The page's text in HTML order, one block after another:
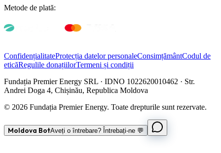
Metode de plată:
ConfidențialitateProtecția datelor personaleConsimțământCodul de
eticăRegulile donațiilorTermeni și condiții
Fundația Premier Energy SRL · IDNO 1022620010462 · Str.
Andrei Doga 4, Chișinău, Republica Moldova
© 2026 Fundația Premier Energy. Toate drepturile sunt rezervate.
Moldova BotAveți o întrebare? Întrebați-ne 💬